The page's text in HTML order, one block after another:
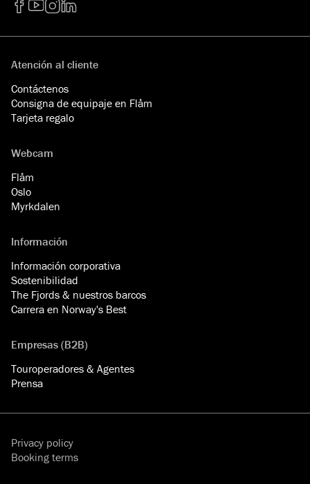
Atención al cliente
Contáctenos
Consigna de equipaje en Flåm
Tarjeta regalo
Webcam
Flåm
Oslo
Myrkdalen
Información
Información corporativa
Sostenibilidad
The Fjords & nuestros barcos
Carrera en Norway's Best
Empresas (B2B)
Touroperadores & Agentes
Prensa
Privacy policy
Booking terms